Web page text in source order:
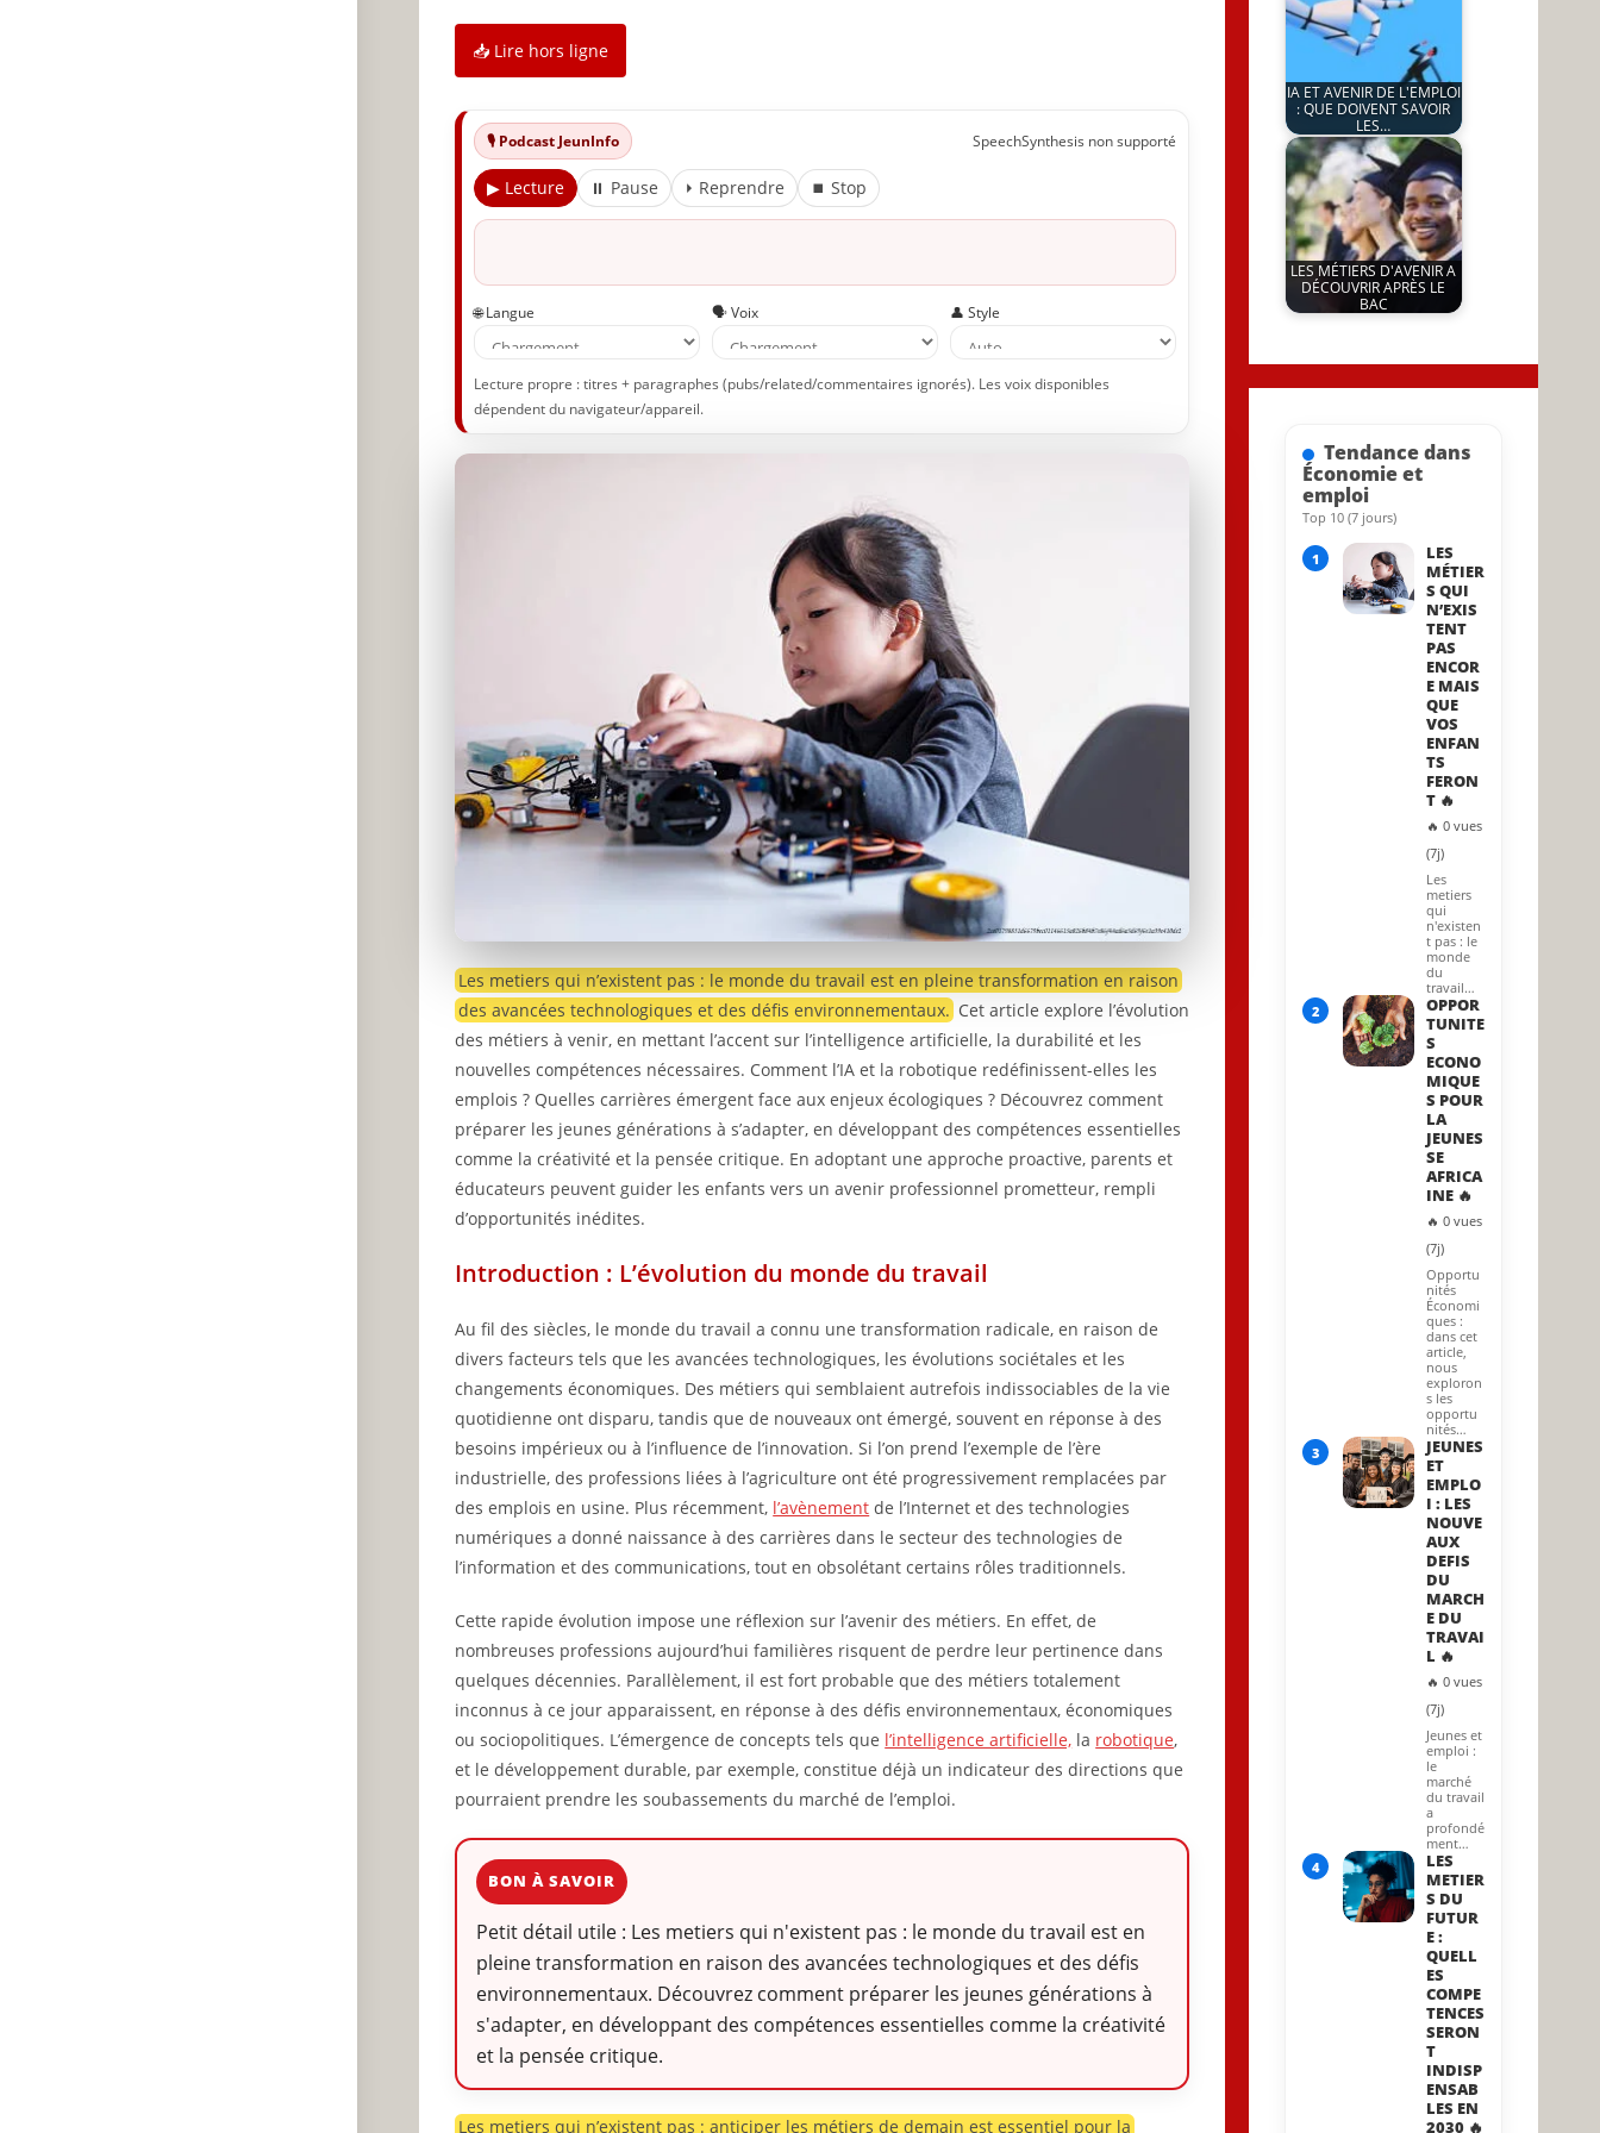
📥 Lire hors ligne
🎙️ Podcast JeunInfo SpeechSynthesis non supporté
▶ Lecture ⏸ Pause ⏵ Reprendre ⏹ Stop
🌐 Langue 🗣️ Voix 👤 Style
Lecture propre : titres + paragraphes (pubs/related/commentaires ignorés). Les voix disponibles
dépendent du navigateur/appareil.
Les metiers qui n’existent pas : le monde du travail est en pleine transformation en raison
des avancées technologiques et des défis environnementaux. Cet article explore l’évolution
des métiers à venir, en mettant l’accent sur l’intelligence artificielle, la durabilité et les
nouvelles compétences nécessaires. Comment l’IA et la robotique redéfinissent-elles les
emplois ? Quelles carrières émergent face aux enjeux écologiques ? Découvrez comment
préparer les jeunes générations à s’adapter, en développant des compétences essentielles
comme la créativité et la pensée critique. En adoptant une approche proactive, parents et
éducateurs peuvent guider les enfants vers un avenir professionnel prometteur, rempli
d’opportunités inédites.
Introduction : L’évolution du monde du travail
Au fil des siècles, le monde du travail a connu une transformation radicale, en raison de
divers facteurs tels que les avancées technologiques, les évolutions sociétales et les
changements économiques. Des métiers qui semblaient autrefois indissociables de la vie
quotidienne ont disparu, tandis que de nouveaux ont émergé, souvent en réponse à des
besoins impérieux ou à l’influence de l’innovation. Si l’on prend l’exemple de l’ère
industrielle, des professions liées à l’agriculture ont été progressivement remplacées par
des emplois en usine. Plus récemment, l’avènement de l’Internet et des technologies
numériques a donné naissance à des carrières dans le secteur des technologies de
l’information et des communications, tout en obsolétant certains rôles traditionnels.
Cette rapide évolution impose une réflexion sur l’avenir des métiers. En effet, de
nombreuses professions aujourd’hui familières risquent de perdre leur pertinence dans
quelques décennies. Parallèlement, il est fort probable que des métiers totalement
inconnus à ce jour apparaissent, en réponse à des défis environnementaux, économiques
ou sociopolitiques. L’émergence de concepts tels que l’intelligence artificielle, la robotique,
et le développement durable, par exemple, constitue déjà un indicateur des directions que
pourraient prendre les soubassements du marché de l’emploi.
BON À SAVOIR
Petit détail utile : Les metiers qui n'existent pas : le monde du travail est en
pleine transformation en raison des avancées technologiques et des défis
environnementaux. Découvrez comment préparer les jeunes générations à
s'adapter, en développant des compétences essentielles comme la créativité
et la pensée critique.
Les metiers qui n’existent pas : anticiper les métiers de demain est essentiel pour la
8 January 2026
IA ET AVENIR DE L'EMPLOI
: QUE DOIVENT SAVOIR
LES…
by
JeunInfo.J.l.
LES MÉTIERS D'AVENIR A
DÉCOUVRIR APRÈS LE
BAC
27 September 2025
Tendance dans
Économie et
emploi
Top 10 (7 jours)
1
LES
MÉTIER
S QUI
N’EXIS
TENT
PAS
ENCOR
E MAIS
QUE
VOS
ENFAN
TS
FERON
T 🔥
🔥 0 vues
(7j)
Les
metiers
qui
n'existen
t pas : le
monde
du
travail…
2
OPPOR
TUNITE
S
ECONO
MIQUE
S POUR
LA
JEUNES
SE
AFRICA
INE 🔥
🔥 0 vues
(7j)
Opportu
nités
Économi
ques :
dans cet
article,
nous
exploron
s les
opportu
nités…
3
JEUNES
ET
EMPLO
I : LES
NOUVE
AUX
DEFIS
DU
MARCH
E DU
TRAVAI
L 🔥
🔥 0 vues
(7j)
Jeunes et
emploi :
le
marché
du travail
a
profondé
ment…
4
LES
METIER
S DU
FUTUR
E :
QUELL
ES
COMPE
TENCES
SERON
T
INDISP
ENSAB
LES EN
2030 🔥